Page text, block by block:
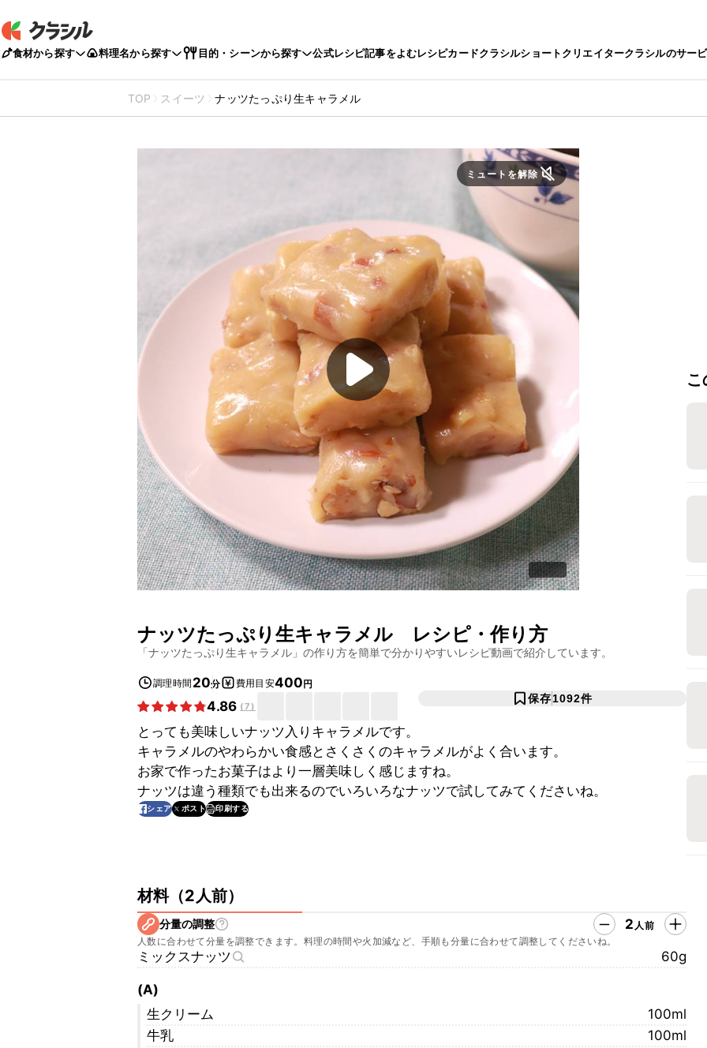
食材から探す 料理名から探す 目的・シーンから探す 公式レシピ記事をよむレシピカードクラシルショートクリエイタークラシルのサー
TOP スイーツ ナッツたっぷり生キャラメル
ミュートを解除
ナッツたっぷり生キャラメル レシピ・作り方
「ナッツたっぷり生キャラメル 」の作り方を簡単で分かりやすいレシピ動画で紹介しています。
調理時間 20分 費用目安400円
4.86 (7)
保存1092件
とっても美味しいナッツ入りキャラメルです。
キャラメルのやわらかい食感とさくさくのキャラメルがよく合います。
お家で作ったお菓子はより一層美味しく感じますね。
ナッツは違う種類でも出来るのでいろいろなナッツで試してみてくださいね。
シェア ポスト 印刷する
材料（2人前）
分量の調整 2 人前
人数に合わせて分量を調整できます。料理の時間や火加減など、手順も分量に合わせて調整してくださいね。
ミックスナッツ 60g
(A)
生クリーム
100ml
牛乳
100ml